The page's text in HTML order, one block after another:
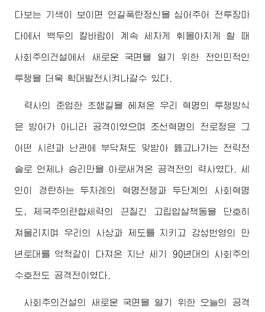
다보는 기색이 보이면 연길폭탄정신을 심어주어 전투장마
다에서 백두의 칼바람이 계속 세차게 휘몰아치게 할 때
사회주의건설에서 새로운 국면을 열기 위한 전인민적인
투쟁을 더욱 확대발전시켜나갈수 있다.
력사의 준엄한 초행길을 헤쳐온 우리 혁명의 투쟁방식
은 방어가 아니라 공격이였으며 조선혁명의 전로정은 그
어떤 시련과 난관에 부닥쳐도 맞받아 뚫고나가는 전략전
술로 언제나 승리만을 아로새겨온 공격전의 력사였다. 세
인이 경탄하는 두차례의 혁명전쟁과 두단계의 사회혁명
도, 제국주의련합세력의 끈질긴 고립압살책동을 단호히
쳐물리치며 우리의 사상과 제도를 지키고 강성번영의 만
년토대를 억척같이 다져온 지난 세기 90년대의 사회주의
수호전도 공격전이였다.
사회주의건설의 새로운 국면을 열기 위한 오늘의 공격